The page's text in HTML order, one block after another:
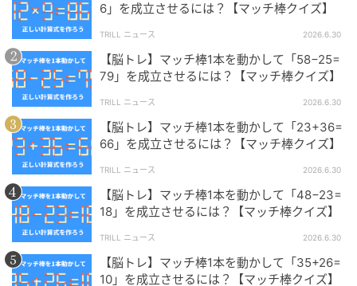
株式会社キュービックは、 さまざまな場面でご利用い
ただけるクイズ問題のご提供、クイズイベントの構築
を主な業務とする日本初の「クイズの総合商社」で
す。クイズに関することなら何でもお気軽にご相談く
ださい。
次の記事
【略語クイズ】「キザ」って何の略？昔から
使うぶん由来が見えにくい
6」を成立させるには？【マッチ棒クイズ】
TRILL ニュース 2026.6.30
【脳トレ】マッチ棒1本を動かして「58−25=
79」を成立させるには？【マッチ棒クイズ】
TRILL ニュース 2026.6.30
【脳トレ】マッチ棒1本を動かして「23+36=
66」を成立させるには？【マッチ棒クイズ】
TRILL ニュース 2026.6.30
【脳トレ】マッチ棒1本を動かして「48−23=
18」を成立させるには？【マッチ棒クイズ】
TRILL ニュース 2026.6.30
【脳トレ】マッチ棒1本を動かして「35+26=
10」を成立させるには？【マッチ棒クイズ】